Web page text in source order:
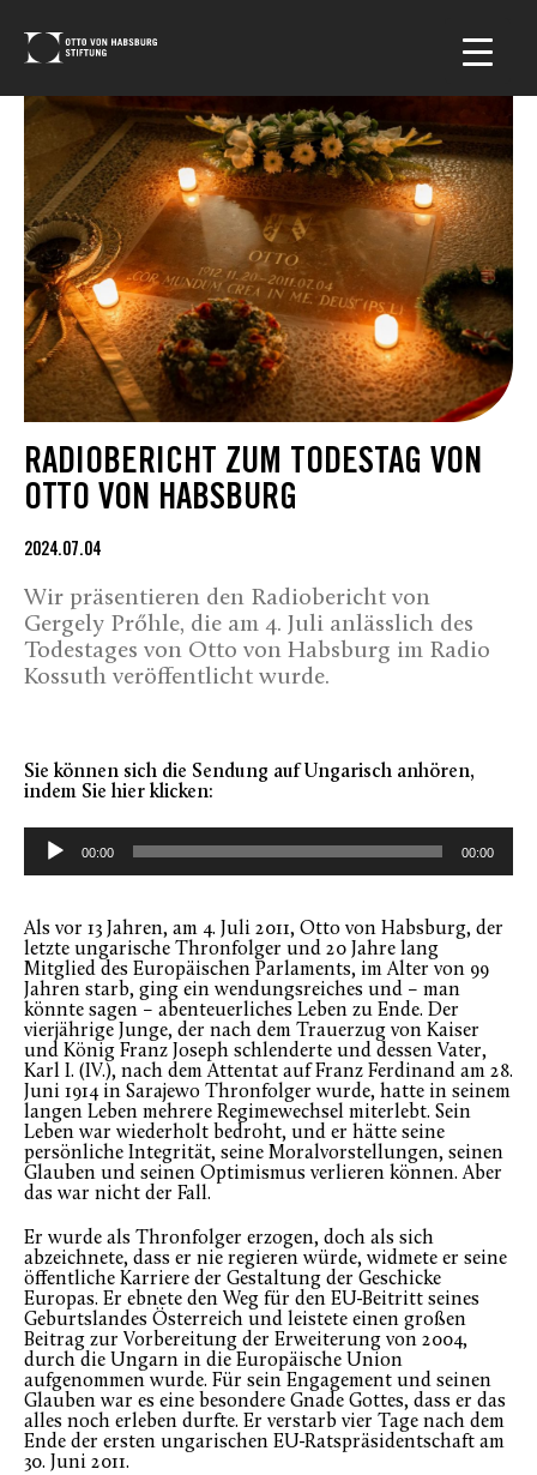
RADIOBERICHT ZUM TODESTAG VON
OTTO VON HABSBURG
2024.07.04
Wir präsentieren den Radiobericht von
Gergely Prőhle, die am 4. Juli anlässlich des
Todestages von Otto von Habsburg im Radio
Kossuth veröffentlicht wurde.
Sie können sich die Sendung auf Ungarisch anhören,
indem Sie hier klicken:
Audio-
Player
00:00 00:00
Als vor 13 Jahren, am 4. Juli 2011, Otto von Habsburg, der
letzte ungarische Thronfolger und 20 Jahre lang
Mitglied des Europäischen Parlaments, im Alter von 99
Jahren starb, ging ein wendungsreiches und – man
könnte sagen – abenteuerliches Leben zu Ende. Der
vierjährige Junge, der nach dem Trauerzug von Kaiser
und König Franz Joseph schlenderte und dessen Vater,
Karl I. (IV.), nach dem Attentat auf Franz Ferdinand am 28.
Juni 1914 in Sarajewo Thronfolger wurde, hatte in seinem
langen Leben mehrere Regimewechsel miterlebt. Sein
Leben war wiederholt bedroht, und er hätte seine
persönliche Integrität, seine Moralvorstellungen, seinen
Glauben und seinen Optimismus verlieren können. Aber
das war nicht der Fall.
Er wurde als Thronfolger erzogen, doch als sich
abzeichnete, dass er nie regieren würde, widmete er seine
öffentliche Karriere der Gestaltung der Geschicke
Europas. Er ebnete den Weg für den EU-Beitritt seines
Geburtslandes Österreich und leistete einen großen
Beitrag zur Vorbereitung der Erweiterung von 2004,
durch die Ungarn in die Europäische Union
aufgenommen wurde. Für sein Engagement und seinen
Glauben war es eine besondere Gnade Gottes, dass er das
alles noch erleben durfte. Er verstarb vier Tage nach dem
Ende der ersten ungarischen EU-Ratspräsidentschaft am
30. Juni 2011.